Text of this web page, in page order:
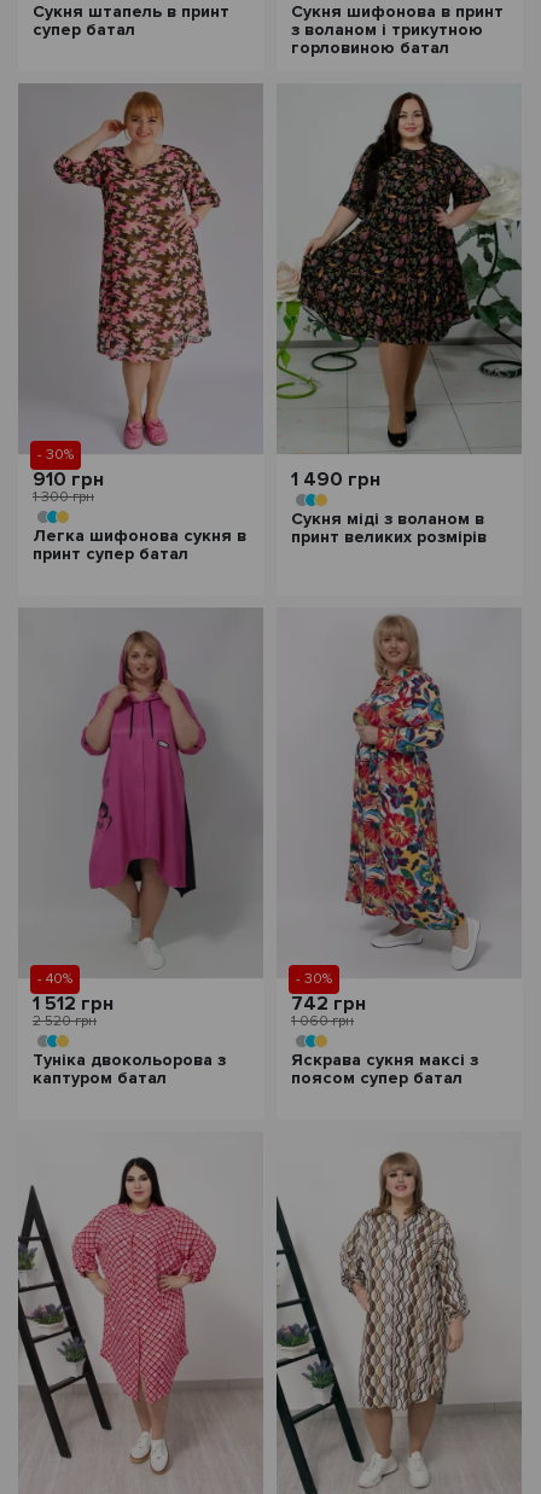
Сукня штапель в принт
супер батал
Сукня шифонова в принт
з воланом і трикутною
горловиною батал
- 30%
910 грн
1 300 грн
Легка шифонова сукня в
принт супер батал
1 490 грн
Сукня міді з воланом в
принт великих розмірів
- 40%
1 512 грн
2 520 грн
Туніка двокольорова з
каптуром батал
- 30%
742 грн
1 060 грн
Яскрава сукня максі з
поясом супер батал